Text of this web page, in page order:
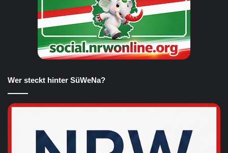
Wer steckt hinter SüWeNa?